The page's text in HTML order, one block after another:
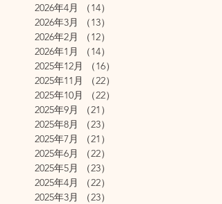
2026年4月
（14）
2026年3月
（13）
2026年2月
（12）
2026年1月
（14）
2025年12月
（16）
2025年11月
（22）
2025年10月
（22）
2025年9月
（21）
2025年8月
（23）
2025年7月
（21）
2025年6月
（22）
2025年5月
（23）
2025年4月
（22）
2025年3月
（23）